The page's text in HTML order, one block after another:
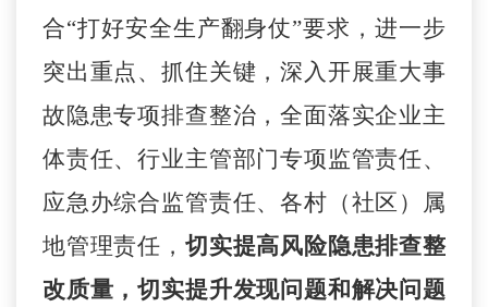
合“打好安全生产翻身仗”要求，进一步
突出重点、抓住关键，深入开展重大事
故隐患专项排查整治，全面落实企业主
体责任、行业主管部门专项监管责任、
应急办综合监管责任、各村（社区）属
地管理责任 ， 切实提高风险隐患排查整
改质量，切实提升发现问题和解决问题